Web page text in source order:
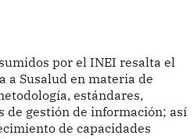
por el INEI resalta el
a Susalud en materia de
estándares,
de gestión de información; así
de capacidades